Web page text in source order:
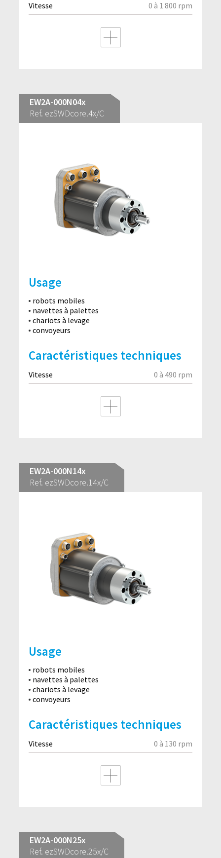
Vitesse 0 à 1 800 rpm
EW2A-000N04x
Ref. ezSWDcore.4x/C
Usage
robots mobiles
navettes à palettes
chariots à levage
convoyeurs
Caractéristiques techniques
Vitesse 0 à 490 rpm
EW2A-000N14x
Ref. ezSWDcore.14x/C
Usage
robots mobiles
navettes à palettes
chariots à levage
convoyeurs
Caractéristiques techniques
Vitesse 0 à 130 rpm
EW2A-000N25x
Ref. ezSWDcore.25x/C